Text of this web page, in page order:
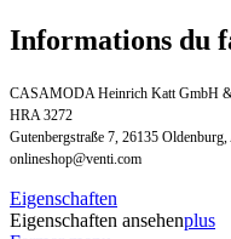
Informations du
CASAMODA Heinrich Katt GmbH
HRA 3272
Gutenbergstraße 7, 26135 Oldenburg,
onlineshop@venti.com
Eigenschaften
Eigenschaften ansehenplus